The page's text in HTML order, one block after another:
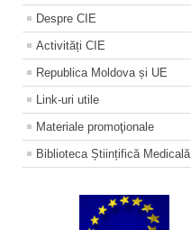
Despre CIE
Activități CIE
Republica Moldova și UE
Link-uri utile
Materiale promoţionale
Biblioteca Științifică Medicală